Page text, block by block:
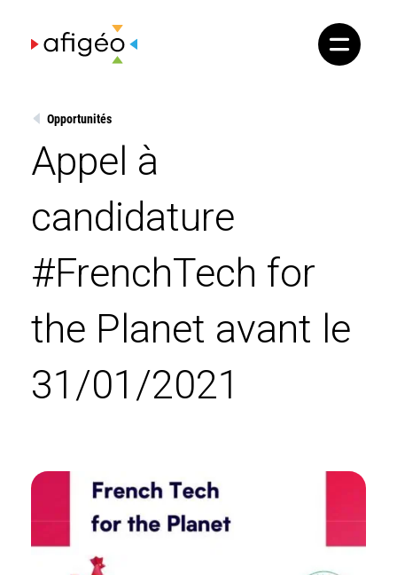
content
Opportunités
Appel à
candidature
#FrenchTech for
the Planet avant le
31/01/2021